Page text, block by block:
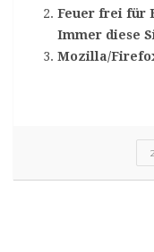
Feuer frei für
Immer diese
Mozilla/